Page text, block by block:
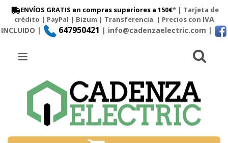
ENVÍOS GRATIS en compras superiores a 150€* | Tarjeta de
crédito | PayPal | Bizum | Transferencia | Precios con IVA
INCLUIDO |
647950421 | info@cadenzaelectric.com |
Menú